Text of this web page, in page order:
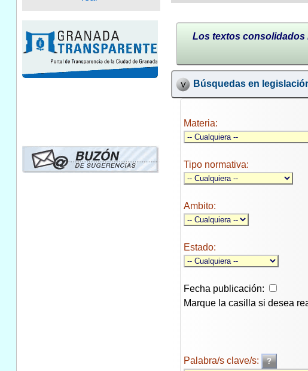
Los textos consolidados
Búsquedas en
Materia:
Tipo normativa:
Ambito:
Estado:
Fecha publicación:
Marque la casilla si desea
Palabra/s clave/s: